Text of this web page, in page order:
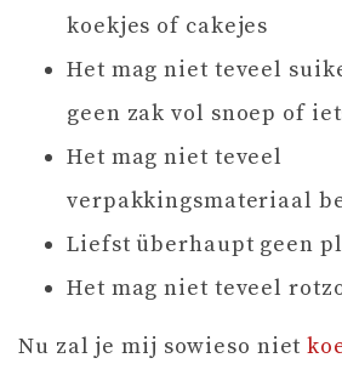
koekjes of cakejes
Het mag niet teveel
geen zak vol snoep of
Het mag niet teveel
verpakkingsmateriaal
Liefst überhaupt geen
Het mag niet teveel
Nu zal je mij sowieso niet